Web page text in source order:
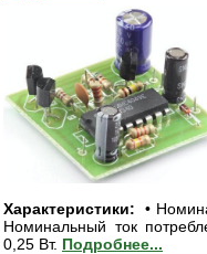
Характеристики: •
Номинальный ток
0,25 Вт. Подробнее...